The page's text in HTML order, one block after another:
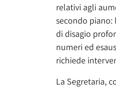
relativi agli
secondo piano:
di disagio
numeri ed
richiede
La Segretaria,